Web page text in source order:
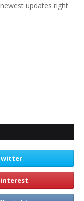
updates right